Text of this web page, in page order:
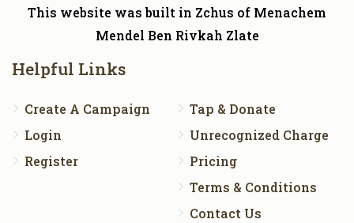
This website was built in Zchus of Menachem
Mendel Ben Rivkah Zlate
Helpful Links
Create A Campaign
Login
Register
Tap & Donate
Unrecognized Charge
Pricing
Terms & Conditions
Contact Us